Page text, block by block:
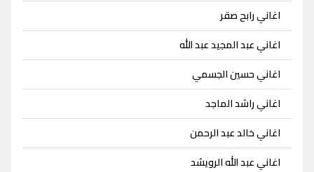
اغاني رابح صقر
اغاني عبد المجيد عبد الله
اغاني حسين الجسمي
اغاني راشد الماجد
اغاني خالد عبد الرحمن
اغاني عبد الله الرويشد